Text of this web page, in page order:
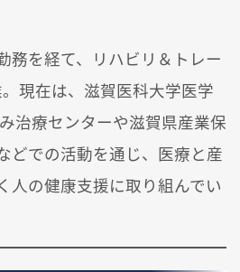
務を経て、リハビリ＆トレー
現在は、滋賀医科大学医学
治療センターや滋賀県産業保
どでの活動を通じ、医療と産
人の健康支援に取り組んでい